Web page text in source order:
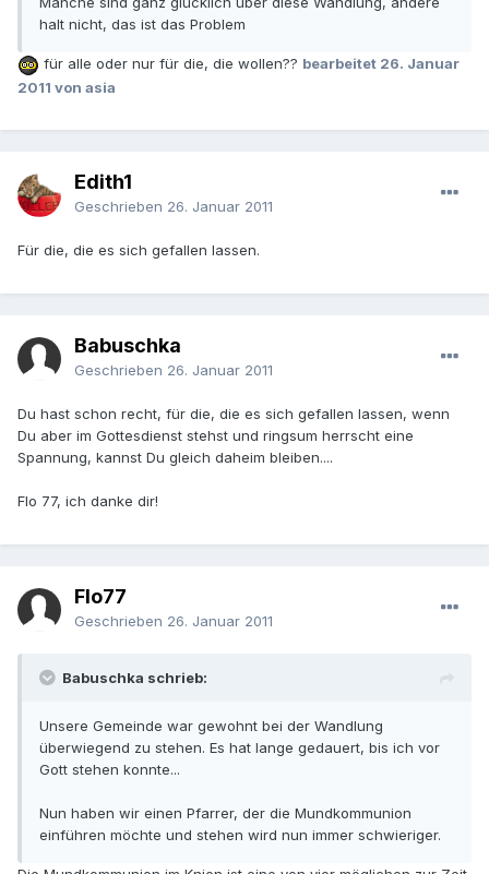
halt nicht, das ist das Problem
für alle oder nur für die, die wollen?? bearbeitet 26. Januar
2011 von asia
Edith1
Geschrieben 26. Januar 2011
Für die, die es sich gefallen lassen.
Babuschka
Geschrieben 26. Januar 2011
Du hast schon recht, für die, die es sich gefallen lassen, wenn
Du aber im Gottesdienst stehst und ringsum herrscht eine
Spannung, kannst Du gleich daheim bleiben....
Flo 77, ich danke dir!
Flo77
Geschrieben 26. Januar 2011
Babuschka schrieb:
Unsere Gemeinde war gewohnt bei der Wandlung
überwiegend zu stehen. Es hat lange gedauert, bis ich vor
Gott stehen konnte...
Nun haben wir einen Pfarrer, der die Mundkommunion
einführen möchte und stehen wird nun immer schwieriger.